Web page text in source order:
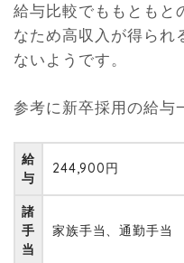
給与比較でももともと
なため高収入が得られ
ないようです。
参考に新卒採用の給与
給
与
244,900円
諸
手
当
家族手当、通勤手当